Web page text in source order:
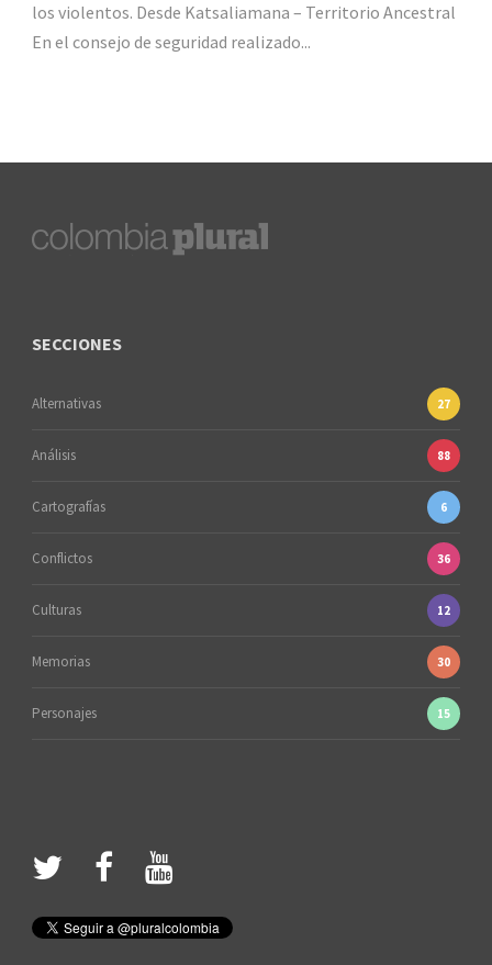
los violentos. Desde Katsaliamana – Territorio Ancestral
En el consejo de seguridad realizado...
SECCIONES
Alternativas 27
Análisis 88
Cartografías 6
Conflictos 36
Culturas 12
Memorias 30
Personajes 15